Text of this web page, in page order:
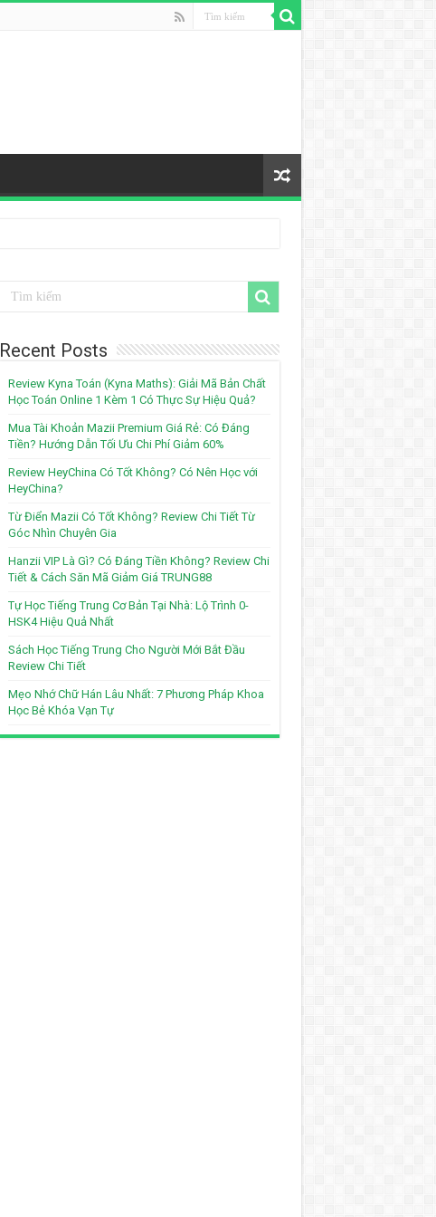
Recent Posts
Review Kyna Toán (Kyna Maths): Giải Mã Bản Chất
Học Toán Online 1 Kèm 1 Có Thực Sự Hiệu Quả?
Mua Tài Khoản Mazii Premium Giá Rẻ: Có Đáng
Tiền? Hướng Dẫn Tối Ưu Chi Phí Giảm 60%
Review HeyChina Có Tốt Không? Có Nên Học với
HeyChina?
Từ Điển Mazii Có Tốt Không? Review Chi Tiết Từ
Góc Nhìn Chuyên Gia
Hanzii VIP Là Gì? Có Đáng Tiền Không? Review Chi
Tiết & Cách Săn Mã Giảm Giá TRUNG88
Tự Học Tiếng Trung Cơ Bản Tại Nhà: Lộ Trình 0-
HSK4 Hiệu Quả Nhất
Sách Học Tiếng Trung Cho Người Mới Bắt Đầu
Review Chi Tiết
Mẹo Nhớ Chữ Hán Lâu Nhất: 7 Phương Pháp Khoa
Học Bẻ Khóa Vạn Tự